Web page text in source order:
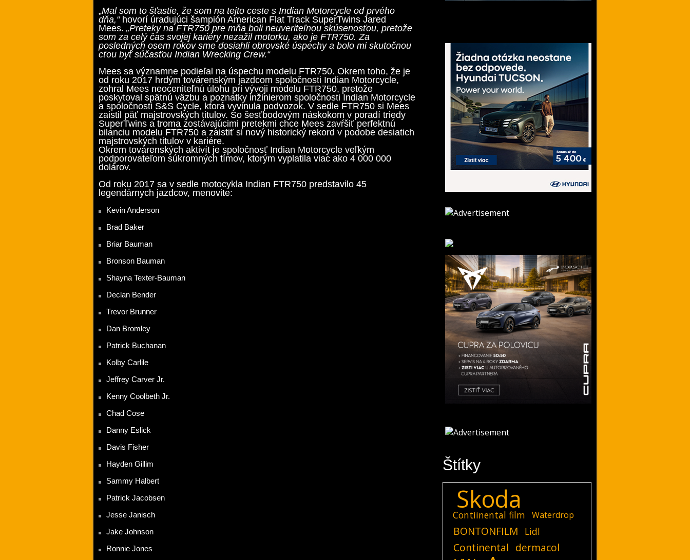
„Mal som to šťastie, že som na tejto ceste s Indian Motorcycle od prvého
dňa,“hovorí úradujúci šampión American Flat Track SuperTwins Jared
Mees. „Preteky na FTR750 pre mňa boli neuveriteľnou skúsenosťou, pretože
som za celý čas svojej kariéry nezažil motorku, ako je FTR750. Za
posledných osem rokov sme dosiahli obrovské úspechy a bolo mi skutočnou
cťou byť súčasťou Indian Wrecking Crew.“
Mees sa významne podieľal na úspechu modelu FTR750. Okrem toho, že je
od roku 2017 hrdým továrenským jazdcom spoločnosti Indian Motorcycle,
zohral Mees neoceniteľnú úlohu pri vývoji modelu FTR750, pretože
poskytoval spätnú väzbu a poznatky inžinierom spoločnosti Indian Motorcycle
a spoločnosti S&S Cycle, ktorá vyvinula podvozok. V sedle FTR750 si Mees
zaistil päť majstrovských titulov. So šesťbodovým náskokom v poradí triedy
SuperTwins a troma zostávajúcimi pretekmi chce Mees zavŕšiť perfektnú
bilanciu modelu FTR750 a zaistiť si nový historický rekord v podobe desiatich
majstrovských titulov v kariére.
Okrem továrenských aktivít je spoločnosť Indian Motorcycle veľkým
podporovateľom súkromných tímov, ktorým vyplatila viac ako 4 000 000
dolárov.
Od roku 2017 sa v sedle motocykla Indian FTR750 predstavilo 45
legendárnych jazdcov, menovite:
Kevin Anderson
Brad Baker
Briar Bauman
Bronson Bauman
Shayna Texter-Bauman
Declan Bender
Trevor Brunner
Dan Bromley
Patrick Buchanan
Kolby Carlile
Jeffrey Carver Jr.
Kenny Coolbeth Jr.
Chad Cose
Danny Eslick
Davis Fisher
Hayden Gillim
Sammy Halbert
Patrick Jacobsen
Jesse Janisch
Jake Johnson
Ronnie Jones
Štítky
Skoda
Contiinental film Waterdrop
BONTONFILM Lidl
Continental dermacol